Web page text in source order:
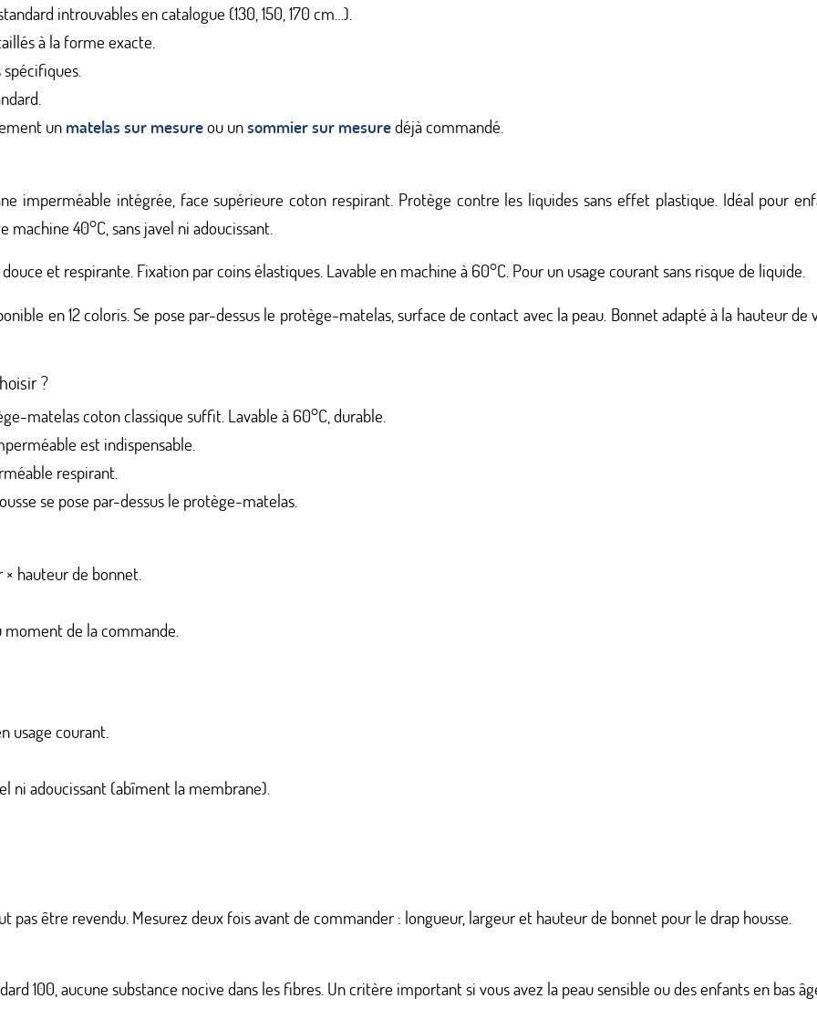
introuvables en catalogue (130, 150, 170 cm…).
à la forme exacte.
un matelas sur mesureou unsommier sur mesuredéjà commandé.
imperméable intégrée, face supérieure coton respirant. Protège contre les liquides sans effet plastique. Idéal pour
40°C, sans javel ni adoucissant.
et respirante. Fixation par coins élastiques. Lavable en machine à 60°C. Pour un usage courant sans risque de liquide.
en 12 coloris. Se pose par-dessus le protège-matelas, surface de contact avec la peau. Bonnet adapté à la hauteur de
?
matelas coton classique suffit. Lavable à 60°C, durable.
est indispensable.
respirant.
se pose par-dessus le protège-matelas.
hauteur de bonnet.
de la commande.
usage courant.
ni adoucissant (abîment la membrane).
être revendu. Mesurez deux fois avant de commander : longueur, largeur et hauteur de bonnet pour le drap housse.
100, aucune substance nocive dans les fibres. Un critère important si vous avez la peau sensible ou des enfants en bas